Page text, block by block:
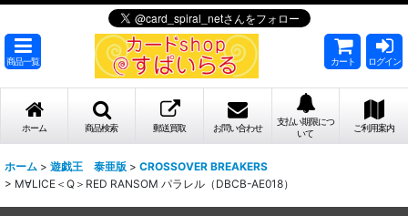
商品一覧 カート ログイン
ホーム 商品検索 郵送買取 お問い合わせ
支払い期限につ
いて
ご利用案内
ホーム > 遊戯王 泰亜版 > CROSSOVER BREAKERS
> M∀LICE＜Q＞RED RANSOM パラレル（DBCB-AE018）